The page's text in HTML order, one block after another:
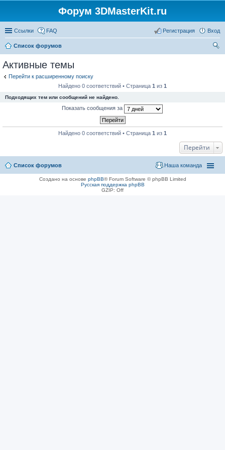
Форум 3DMasterKit.ru
Ссылки FAQ Вход
Регистрация
Список форумов
Активные темы
Перейти к расширенному поиску
Найдено 0 соответствий • Страница 1 из 1
Подходящих тем или сообщений не найдено.
Показать сообщения за
Найдено 0 соответствий • Страница 1 из 1
Перейти
Список форумов Наша команда
Создано на основе phpBB® Forum Software © phpBB Limited
Русская поддержка phpBB
GZIP: Off